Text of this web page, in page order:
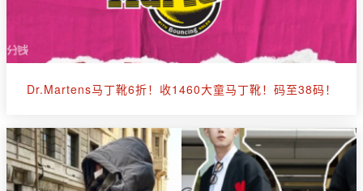
Dr.Martens马丁靴6折！收1460大童马丁靴！码至38码！